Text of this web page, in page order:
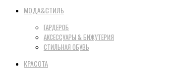
МОДА&СТИЛЬ
ГАРДЕРОБ
АКСЕССУАРЫ & БИЖУТЕРИЯ
СТИЛЬНАЯ ОБУВЬ
КРАСОТА